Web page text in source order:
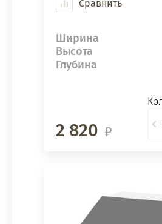
Сравнить
Ширина
Высота
Глубина
2 820